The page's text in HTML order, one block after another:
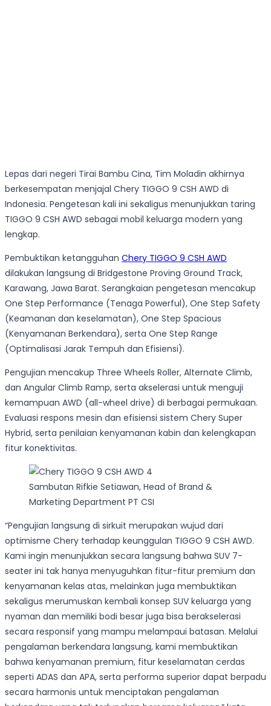
Lepas dari negeri Tirai Bambu Cina, Tim Moladin akhirnya
berkesempatan menjajal Chery TIGGO 9 CSH AWD di
Indonesia. Pengetesan kali ini sekaligus menunjukkan taring
TIGGO 9 CSH AWD sebagai mobil keluarga modern yang
lengkap.
Pembuktikan ketangguhan Chery TIGGO 9 CSH AWD
dilakukan langsung di Bridgestone Proving Ground Track,
Karawang, Jawa Barat. Serangkaian pengetesan mencakup
One Step Performance (Tenaga Powerful), One Step Safety
(Keamanan dan keselamatan), One Step Spacious
(Kenyamanan Berkendara), serta One Step Range
(Optimalisasi Jarak Tempuh dan Efisiensi).
Pengujian mencakup Three Wheels Roller, Alternate Climb,
dan Angular Climb Ramp, serta akselerasi untuk menguji
kemampuan AWD (all-wheel drive) di berbagai permukaan.
Evaluasi respons mesin dan efisiensi sistem Chery Super
Hybrid, serta penilaian kenyamanan kabin dan kelengkapan
fitur konektivitas.
Sambutan Rifkie Setiawan, Head of Brand &
Marketing Department PT CSI
“Pengujian langsung di sirkuit merupakan wujud dari
optimisme Chery terhadap keunggulan TIGGO 9 CSH AWD.
Kami ingin menunjukkan secara langsung bahwa SUV 7-
seater ini tak hanya menyuguhkan fitur-fitur premium dan
kenyamanan kelas atas, melainkan juga membuktikan
sekaligus merumuskan kembali konsep SUV keluarga yang
nyaman dan memiliki bodi besar juga bisa berakselerasi
secara responsif yang mampu melampaui batasan. Melalui
pengalaman berkendara langsung, kami membuktikan
bahwa kenyamanan premium, fitur keselamatan cerdas
seperti ADAS dan APA, serta performa superior dapat berpadu
secara harmonis untuk menciptakan pengalaman